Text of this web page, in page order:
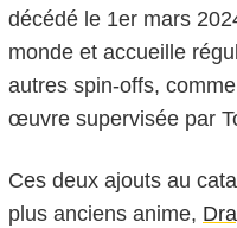
décédé le 1er mars
monde et accueille
autres spin-offs,
œuvre supervisée par
Ces deux ajouts au
plus anciens anime,